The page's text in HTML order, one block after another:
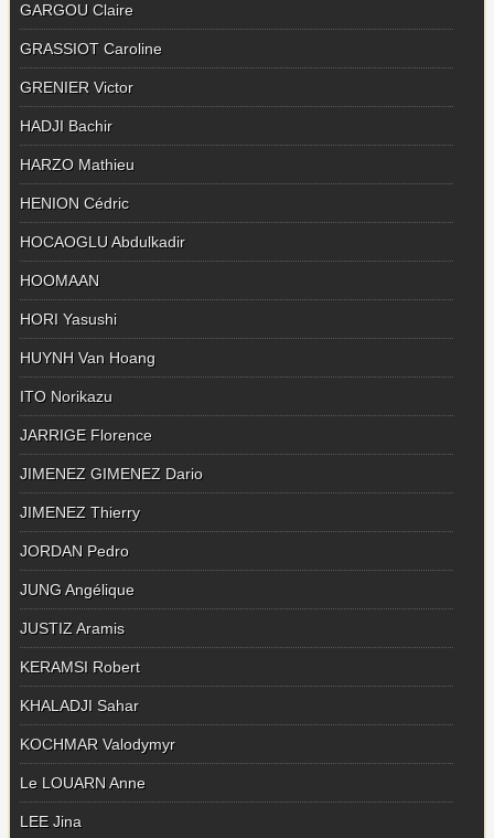
GARGOU Claire
GRASSIOT Caroline
GRENIER Victor
HADJI Bachir
HARZO Mathieu
HENION Cédric
HOCAOGLU Abdulkadir
HOOMAAN
HORI Yasushi
HUYNH Van Hoang
ITO Norikazu
JARRIGE Florence
JIMENEZ GIMENEZ Dario
JIMENEZ Thierry
JORDAN Pedro
JUNG Angélique
JUSTIZ Aramis
KERAMSI Robert
KHALADJI Sahar
KOCHMAR Valodymyr
Le LOUARN Anne
LEE Jina